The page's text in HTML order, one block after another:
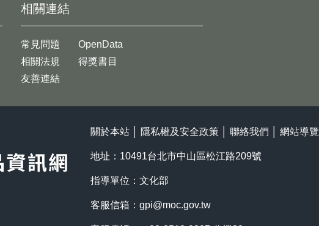
相關連結
常見問題
相關法規
友善連結
OpenData
得獎書目
關於本站 隱私權及安全政策 聯絡我們 網站導覽
地址：10491台北市中山區松江路209號
指導單位：文化部
客服信箱： gpi@moc.gov.tw